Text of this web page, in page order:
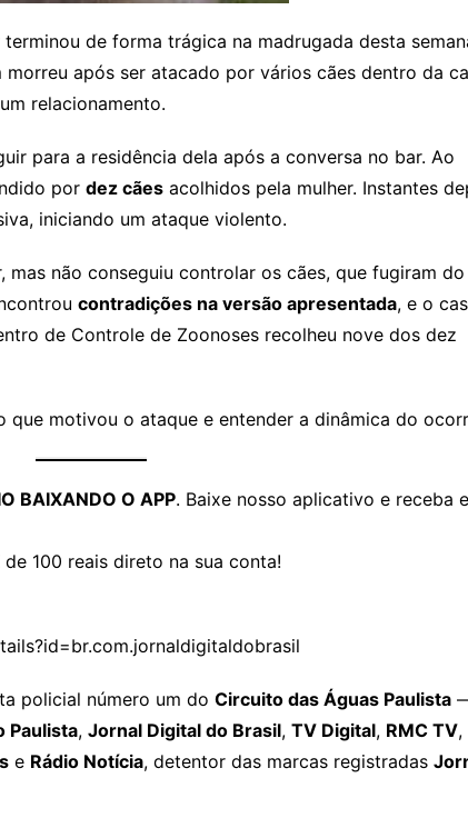
de forma trágica na madrugada desta
após ser atacado por vários cães dentro da
relacionamento.
para a residência dela após a conversa no bar. Ao
por dez cães acolhidos pela mulher. Instantes
iniciando um ataque violento.
não conseguiu controlar os cães, que fugiram do
contradições na versão apresentada, e o
de Controle de Zoonoses recolheu nove dos dez
que motivou o ataque e entender a dinâmica do
BAIXANDO O APP. Baixe nosso aplicativo e receba
100 reais direto na sua conta!
policial número um do Circuito das Águas Paulista
Paulista, Jornal Digital do Brasil, TV Digital, RMC TV,
e Rádio Notícia, detentor das marcas registradas